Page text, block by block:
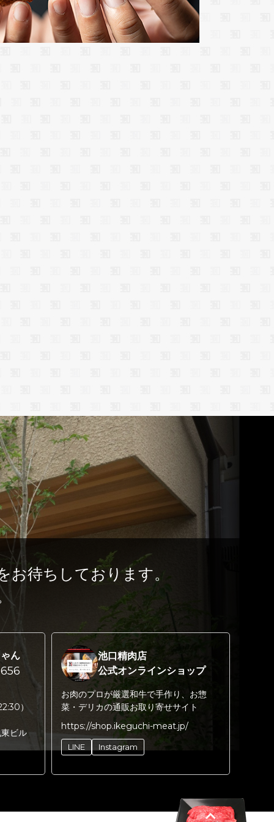
お待ちしております。
ん
）
ビル
池口精肉店
公式オンラインショップ
お肉のプロが厳選和牛で手作り、お惣
菜・デリカの通販お取り寄せサイト
https://shop.ikeguchi-meat.jp/
LINE Instagram